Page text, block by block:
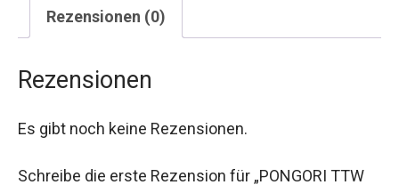
Rezensionen (0)
Rezensionen
Es gibt noch keine Rezensionen.
Schreibe die erste Rezension für „PONGORI TTW